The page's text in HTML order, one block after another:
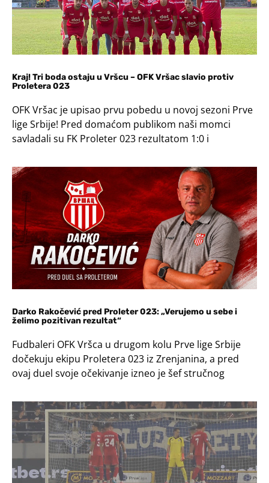
Kraj! Tri boda ostaju u Vršcu – OFK Vršac slavio protiv
Proletera 023
OFK Vršac je upisao prvu pobedu u novoj sezoni Prve
lige Srbije! Pred domaćom publikom naši momci
savladali su FK Proleter 023 rezultatom 1:0 i
Darko Rakočević pred Proleter 023: „Verujemo u sebe i
želimo pozitivan rezultat“
Fudbaleri OFK Vršca u drugom kolu Prve lige Srbije
dočekuju ekipu Proletera 023 iz Zrenjanina, a pred
ovaj duel svoje očekivanje izneo je šef stručnog